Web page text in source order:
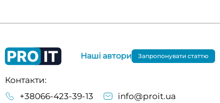
Контакти:
+38066-423-39-13
info@proit.ua
Наші автори Запропонувати статтю